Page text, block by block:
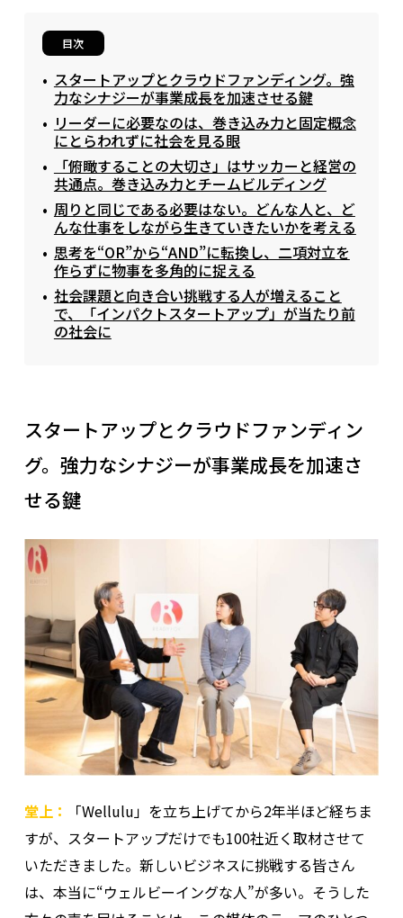
目次
スタートアップとクラウドファンディング。強
力なシナジーが事業成長を加速させる鍵
リーダーに必要なのは、巻き込み力と固定概念
にとらわれずに社会を見る眼
「俯瞰することの大切さ」はサッカーと経営の
共通点。巻き込み力とチームビルディング
周りと同じである必要はない。どんな人と、ど
んな仕事をしながら生きていきたいかを考える
思考を“OR”から“AND”に転換し、二項対立を
作らずに物事を多角的に捉える
社会課題と向き合い挑戦する人が増えること
で、「インパクトスタートアップ」が当たり前
の社会に
スタートアップとクラウドファンディン
グ。強力なシナジーが事業成長を加速さ
せる鍵
堂上：
「Wellulu」を立ち上げてから2年半ほど経ちま
すが、スタートアップだけでも100社近く取材させて
いただきました。新しいビジネスに挑戦する皆さん
は、本当に“ウェルビーイングな人”が多い。そうした